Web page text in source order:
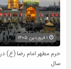
حرم مطهر امام رضا (ع)
سال